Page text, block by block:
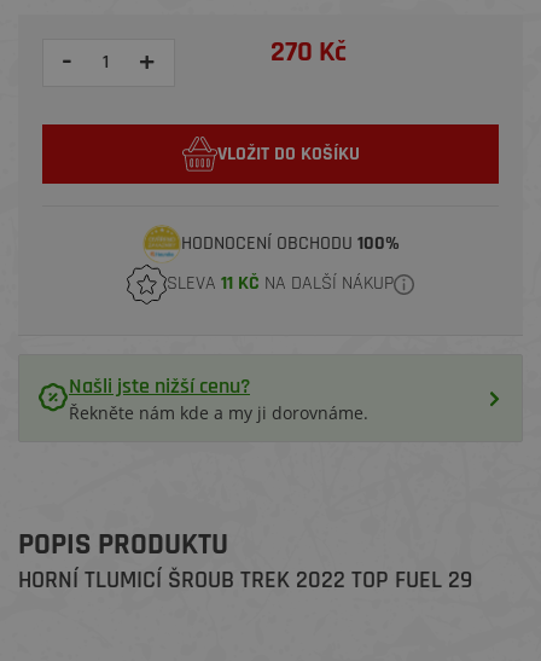
- + 270 Kč
VLOŽIT DO KOŠÍKU
HODNOCENÍ OBCHODU 100%
SLEVA 11 KČ NA DALŠÍ NÁKUP
Našli jste nižší cenu?
Řekněte nám kde a my ji dorovnáme.
POPIS PRODUKTU
HORNÍ TLUMICÍ ŠROUB TREK 2022 TOP FUEL 29